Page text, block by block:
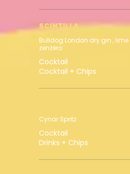
SCINTILLA
Bulldog London dry gin ,
zenzero
Cocktail
Cocktail + Chips
Cynar Spritz
Cocktail
Drinks + Chips